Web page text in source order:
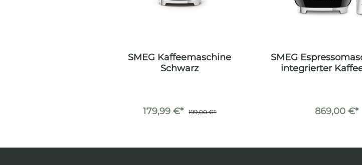
SMEG Kaffeemaschine
Schwarz
179,99 €* 199,00 €*
SMEG
integrierter
869,00 €*